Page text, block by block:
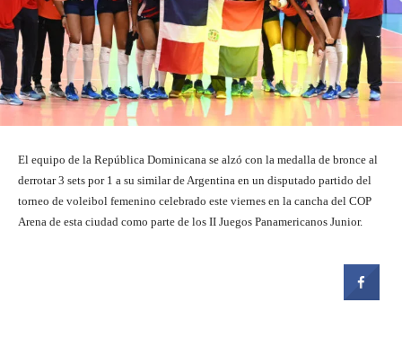
El equipo de la República Dominicana se alzó con la medalla de bronce al
derrotar 3 sets por 1 a su similar de Argentina en un disputado partido del
torneo de voleibol femenino celebrado este viernes en la cancha del COP
Arena de esta ciudad como parte de los II Juegos Panamericanos Junior.